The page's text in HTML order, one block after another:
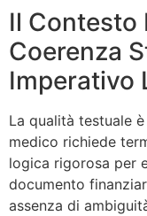
Il Contesto
Coerenza
Imperativo
La qualità testuale
medico richiede
logica rigorosa per
documento
assenza di